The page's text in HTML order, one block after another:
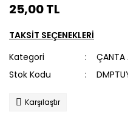
25,00 TL
TAKSİT SEÇENEKLERİ
Kategori
ÇANTA
Stok Kodu
Karşılaştır